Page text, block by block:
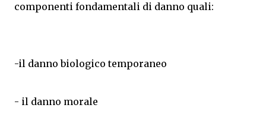
componenti fondamentali di danno quali:
-il danno biologico temporaneo
- il danno morale